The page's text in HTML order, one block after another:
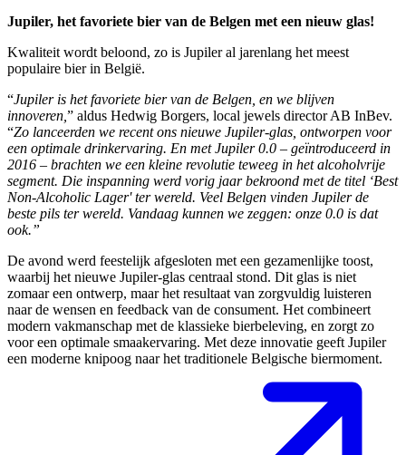
Jupiler, het favoriete bier van de Belgen met een nieuw glas!
Kwaliteit wordt beloond, zo is Jupiler al jarenlang het meest
populaire bier in België.
“Jupiler is het favoriete bier van de Belgen, en we blijven
innoveren,” aldus Hedwig Borgers, local jewels director AB InBev.
“Zo lanceerden we recent ons nieuwe Jupiler-glas, ontworpen voor
een optimale drinkervaring. En met Jupiler 0.0 – geïntroduceerd in
2016 – brachten we een kleine revolutie teweeg in het alcoholvrije
segment. Die inspanning werd vorig jaar bekroond met de titel ‘Best
Non-Alcoholic Lager' ter wereld. Veel Belgen vinden Jupiler de
beste pils ter wereld. Vandaag kunnen we zeggen: onze 0.0 is dat
ook.”
De avond werd feestelijk afgesloten met een gezamenlijke toost,
waarbij het nieuwe Jupiler-glas centraal stond. Dit glas is niet
zomaar een ontwerp, maar het resultaat van zorgvuldig luisteren
naar de wensen en feedback van de consument. Het combineert
modern vakmanschap met de klassieke bierbeleving, en zorgt zo
voor een optimale smaakervaring. Met deze innovatie geeft Jupiler
een moderne knipoog naar het traditionele Belgische biermoment.